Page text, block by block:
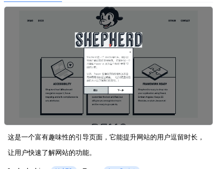
659
Forks
None
这是一个富有趣味性的引导页面，它能提升网站的用户逗留时长，
让用户快速了解网站的功能。